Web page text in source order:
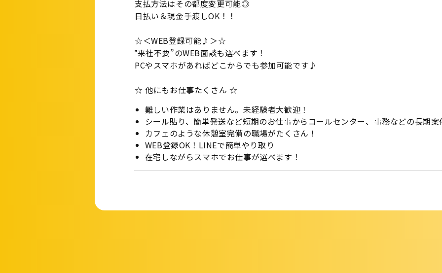
支払方法はその都度変更可能◎
日払い＆現金手渡しOK！！
☆＜WEB登録可能♪＞☆
‟来社不要”のWEB面談も選べます！
PCやスマホがあればどこからでも参加可能です♪
☆ 他にもお仕事たくさん ☆
難しい作業はありません。未経験者大歓迎！
シール貼り、簡単発送など短期のお仕事からコールセンター、事務などの長期
カフェのような休憩室完備の職場がたくさん！
WEB登録OK！LINEで簡単やり取り
在宅しながらスマホでお仕事が選べます！